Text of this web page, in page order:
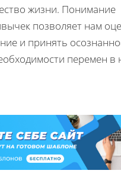
жизни. Понимание
позволяет нам
и принять
перемен в